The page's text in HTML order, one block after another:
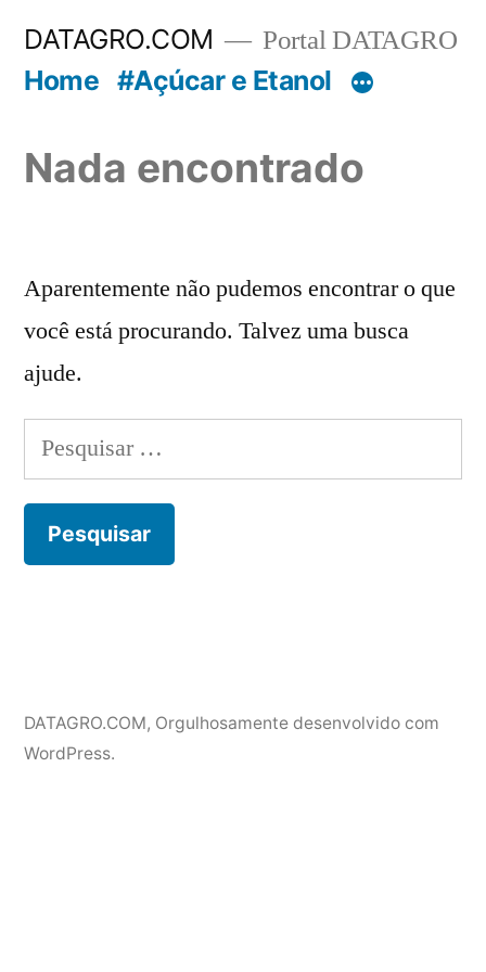
conteúdo
DATAGRO.COM Portal DATAGRO
Home #Açúcar e Etanol
Nada encontrado
Aparentemente não pudemos encontrar o que
você está procurando. Talvez uma busca
ajude.
Pesquisar
por:
DATAGRO.COM, Orgulhosamente desenvolvido com
WordPress.